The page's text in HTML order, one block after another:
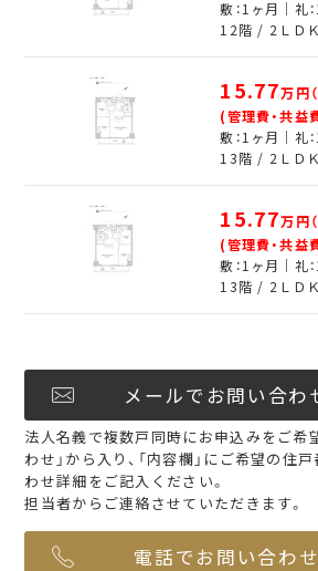
敷：1ヶ月｜礼
12階 / 2ＬＤ
15.77万円
(管理費・共益
敷：1ヶ月｜礼
13階 / 2ＬＤ
15.77万円
(管理費・共益
敷：1ヶ月｜礼
13階 / 2ＬＤ
メールでお問い合わ
法人名義で複数戸同時にお申込みをご希
わせ」から入り、「内容欄」にご希望の住
わせ詳細をご記入ください。
担当者からご連絡させていただきます。
電話でお問い合わ